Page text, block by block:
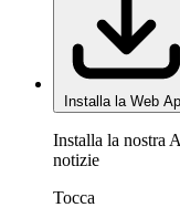
Installa la Web
Installa la nostra
notizie
Tocca